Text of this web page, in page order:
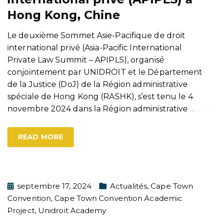
Hong Kong, Chine
Le deuxième Sommet Asie-Pacifique de droit
international privé (Asia-Pacific International
Private Law Summit – APIPLS), organisé
conjointement par UNIDROIT et le Département
de la Justice (DoJ) de la Région administrative
spéciale de Hong Kong (RASHK), s’est tenu le 4
novembre 2024 dans la Région administrative …
READ MORE
septembre 17, 2024 Actualités,Cape Town
Convention,Cape Town Convention Academic
Project, Unidroit Academy